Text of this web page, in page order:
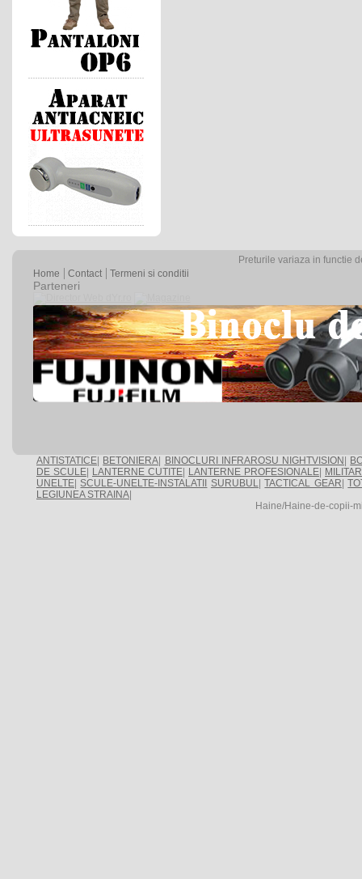
Preturile variaza in functie
Home
Contact Termeni si conditii
Parteneri
ANTISTATICE BETONIERA BINOCLURI INFRAROSU NIGHTVISION
DE SCULE
LANTERNE CUTITE LANTERNE PROFESIONALE
UNELTE SCULE-UNELTE-INSTALATII SURUBUL|TACTICAL GEAR |
LEGIUNEA STRAINA
Haine/Haine-de-copii-